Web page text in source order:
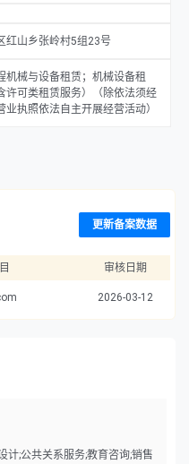
红山乡张岭村5组23号
机械与设备租赁；机械设备租
许可类租赁服务）（除依法须经
执照依法自主开展经营活动）
更新备案数据
审核日期
2026-03-12
计;公共关系服务;教育咨询;销售